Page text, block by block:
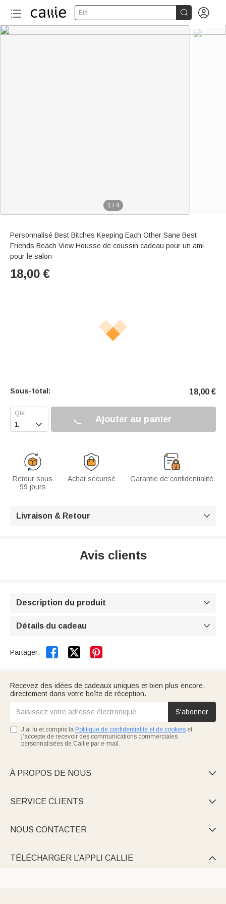
Été  
1 / 4
Personnalisé Best Bitches Keeping Each Other Sane Best
Friends Beach View Housse de coussin cadeau pour un ami
pour le salon
18,00 €
Sous-total: 18,00 €
 Ajouter au panier
Retour sous
99 jours
Achat sécurisé Garantie de confidentialité
Livraison & Retour 
Avis clients
Description du produit 
Détails du cadeau 
Partager:  
Recevez des idées de cadeaux uniques et bien plus encore,
directement dans votre boîte de réception.
S'abonner
J’ai lu et compris la Politique de confidentialité et de cookies et
j’accepte de recevoir des communications commerciales
personnalisées de Callie par e-mail.
À PROPOS DE NOUS 
SERVICE CLIENTS 
NOUS CONTACTER 
TÉLÉCHARGER L’APPLI CALLIE 